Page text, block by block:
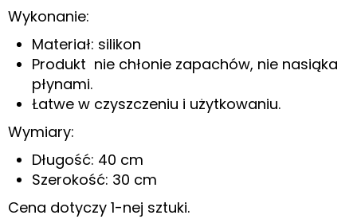
Wykonanie:
Materiał: silikon
Produkt nie chłonie zapachów, nie nasiąka
płynami.
Łatwe w czyszczeniu i użytkowaniu.
Wymiary:
Długość: 40 cm
Szerokość: 30 cm
Cena dotyczy 1-nej sztuki.